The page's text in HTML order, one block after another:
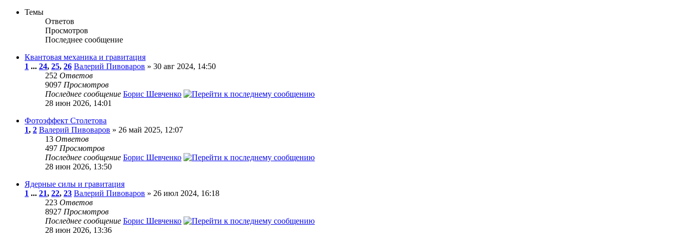
Темы
Ответов
Просмотров
Последнее сообщение
Квантовая механика и гравитация
1 ... 24, 25, 26 Валерий Пивоваров » 30 авг 2024, 14:50
252 Ответов
9097 Просмотров
Последнее сообщение Борис Шевченко
28 июн 2026, 14:01
Фотоэффект Столетова
1, 2 Валерий Пивоваров » 26 май 2025, 12:07
13 Ответов
497 Просмотров
Последнее сообщение Борис Шевченко
28 июн 2026, 13:50
Ядерные силы и гравитация
1 ... 21, 22, 23 Валерий Пивоваров » 26 июл 2024, 16:18
223 Ответов
8927 Просмотров
Последнее сообщение Борис Шевченко
28 июн 2026, 13:36